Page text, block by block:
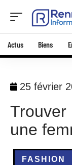
Actus Biens
25 février
Trouver
une
FASHION